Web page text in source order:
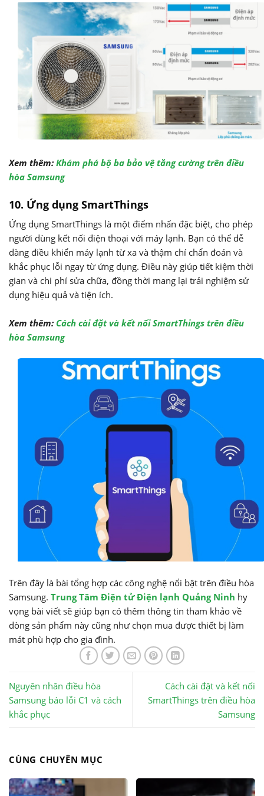
Xem thêm: Khám phá bộ ba bảo vệ tăng cường trên điều
hòa Samsung
10. Ứng dụng SmartThings
Ứng dụng SmartThings là một điểm nhấn đặc biệt, cho phép
người dùng kết nối điện thoại với máy lạnh. Bạn có thể dễ
dàng điều khiển máy lạnh từ xa và thậm chí chẩn đoán và
khắc phục lỗi ngay từ ứng dụng. Điều này giúp tiết kiệm thời
gian và chi phí sửa chữa, đồng thời mang lại trải nghiệm sử
dụng hiệu quả và tiện ích.
Xem thêm: Cách cài đặt và kết nối SmartThings trên điều
hòa Samsung
Trên đây là bài tổng hợp các công nghệ nổi bật trên điều hòa
Samsung. Trung Tâm Điện tử Điện lạnh Quảng Ninh hy
vọng bài viết sẽ giúp bạn có thêm thông tin tham khảo về
dòng sản phẩm này cũng như chọn mua được thiết bị làm
mát phù hợp cho gia đình.
Nguyên nhân điều hòa
Samsung báo lỗi C1 và cách
khắc phục
Cách cài đặt và kết nối
SmartThings trên điều hòa
Samsung
CÙNG CHUYÊN MỤC